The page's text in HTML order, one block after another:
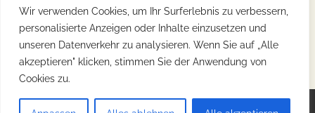
Wir verwenden Cookies, um Ihr Surferlebnis zu verbessern,
personalisierte Anzeigen oder Inhalte einzusetzen und
unseren Datenverkehr zu analysieren. Wenn Sie auf „Alle
akzeptieren" klicken, stimmen Sie der Anwendung von
Cookies zu.
Hannovers kulinarische Reise: Unverzichtbare traditionelle
deutsche Köstlichkeiten
Copyright © 2026 Günstig Reisen Impressum |